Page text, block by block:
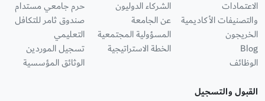
الاعتمادات
والتصنيفات الأكاديمية
الخريجون
Blog
الوظائف
الشركاء الدوليون
عن الجامعة
المسؤولية المجتمعية
الخطة الاستراتيجية
حرم جامعي مستدام
صندوق ثامر للتكافل
التعليمي
تسجيل الموردين
الوثائق المؤسسية
القبول والتسجيل